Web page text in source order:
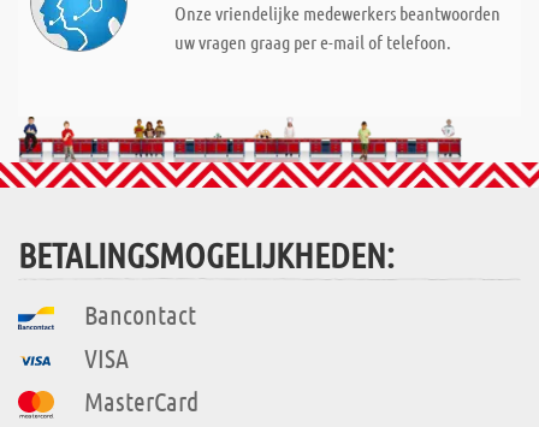
Onze vriendelijke medewerkers beantwoorden
uw vragen graag per e-mail of telefoon.
BETALINGSMOGELIJKHEDEN:
Bancontact
VISA
MasterCard